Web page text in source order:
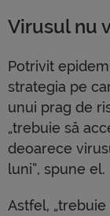
Virusul nu
Potrivit
strategia pe
unui prag de
„trebuie să
deoarece
luni”, spune el.
Astfel,